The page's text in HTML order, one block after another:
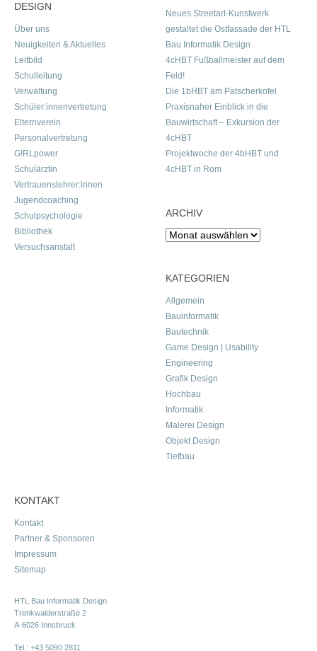
DESIGN
Über uns
Neuigkeiten & Aktuelles
Leitbild
Schulleitung
Verwaltung
Schüler:innenvertretung
Elternverein
Personalvertretung
G!RLpower
Schulärztin
Vertrauenslehrer:innen
Jugendcoaching
Schulpsychologie
Bibliothek
Versuchsanstalt
Neues Streetart-Kunstwerk
gestaltet die Ostfassade der HTL
Bau Informatik Design
4cHBT Fußballmeister auf dem
Feld!
Die 1bHBT am Patscherkofel
Praxisnaher Einblick in die
Bauwirtschaft – Exkursion der
4cHBT
Projektwoche der 4bHBT und
4cHBT in Rom
ARCHIV
Archiv
KATEGORIEN
Allgemein
Bauinformatik
Bautechnik
Game Design | Usability
Engineering
Grafik Design
Hochbau
Informatik
Malerei Design
Objekt Design
Tiefbau
KONTAKT
Kontakt
Partner & Sponsoren
Impressum
Sitemap
HTL Bau Informatik Design
Trenkwalderstraße 2
A-6026 Innsbruck
Tel.: +43 5090 2811